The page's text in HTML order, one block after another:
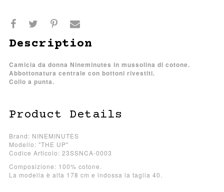
Description
Camicia da donna Nineminutes in mussolina di cotone.
Abbottonatura centrale con bottoni rivestiti.
Collo a punta.
Product Details
Brand: NINEMINUTES
Modello: "THE UP"
Codice Articolo: 23SSNCA-0003
Composizione: 100% cotone.
La modella è alta 178 cm e indossa la taglia 40.